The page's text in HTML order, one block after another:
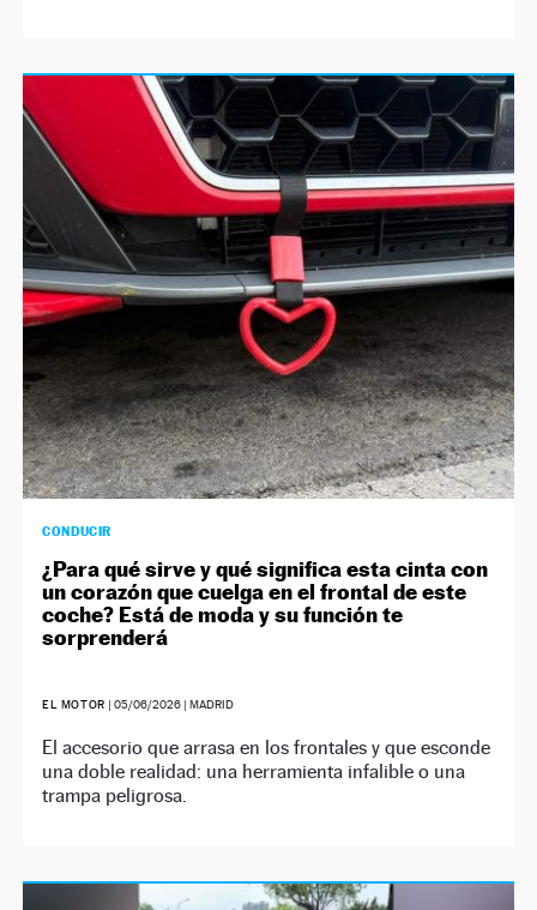
CONDUCIR
¿Para qué sirve y qué significa esta cinta con
un corazón que cuelga en el frontal de este
coche? Está de moda y su función te
sorprenderá
EL MOTOR | 05/06/2026| MADRID
El accesorio que arrasa en los frontales y que esconde
una doble realidad: una herramienta infalible o una
trampa peligrosa.